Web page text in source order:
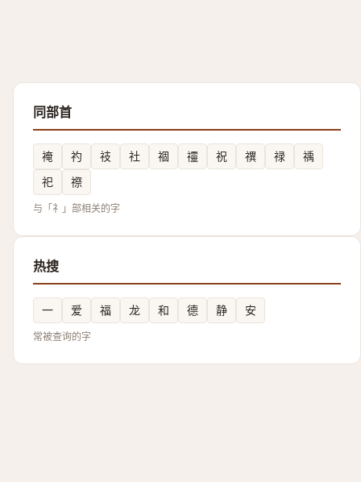
同部首
䄋 礿 䃽 社 祻 䄥 祝 禩 禄
䄔
祀
䄞
与「礻」部相关的字
热搜
一 爱 福 龙 和 德 静 安
常被查询的字